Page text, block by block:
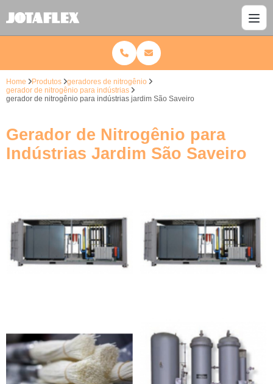
Home Produtos
geradores de nitrogênio
gerador de nitrogênio para indústrias
gerador de nitrogênio para indústrias jardim São Saveiro
Gerador de Nitrogênio para
Indústrias Jardim São Saveiro